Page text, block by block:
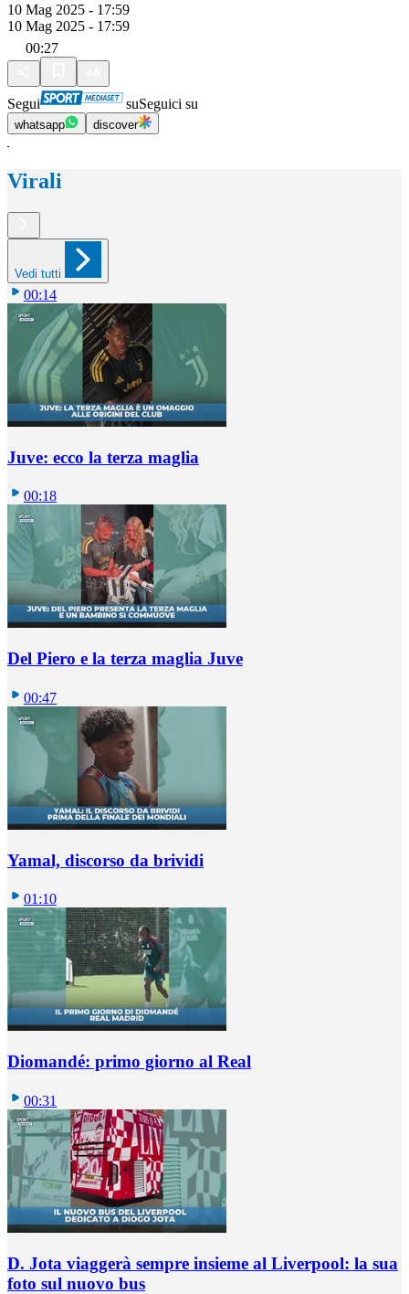
10 Mag 2025 - 17:59
10 Mag 2025 - 17:59
00:27
Segui suSeguici su
whatsapp discover
Virali
Vedi tutti
00:14
Juve: ecco la terza maglia
00:18
Del Piero e la terza maglia Juve
00:47
Yamal, discorso da brividi
01:10
Diomandé: primo giorno al Real
00:31
D. Jota viaggerà sempre insieme al Liverpool: la sua
foto sul nuovo bus